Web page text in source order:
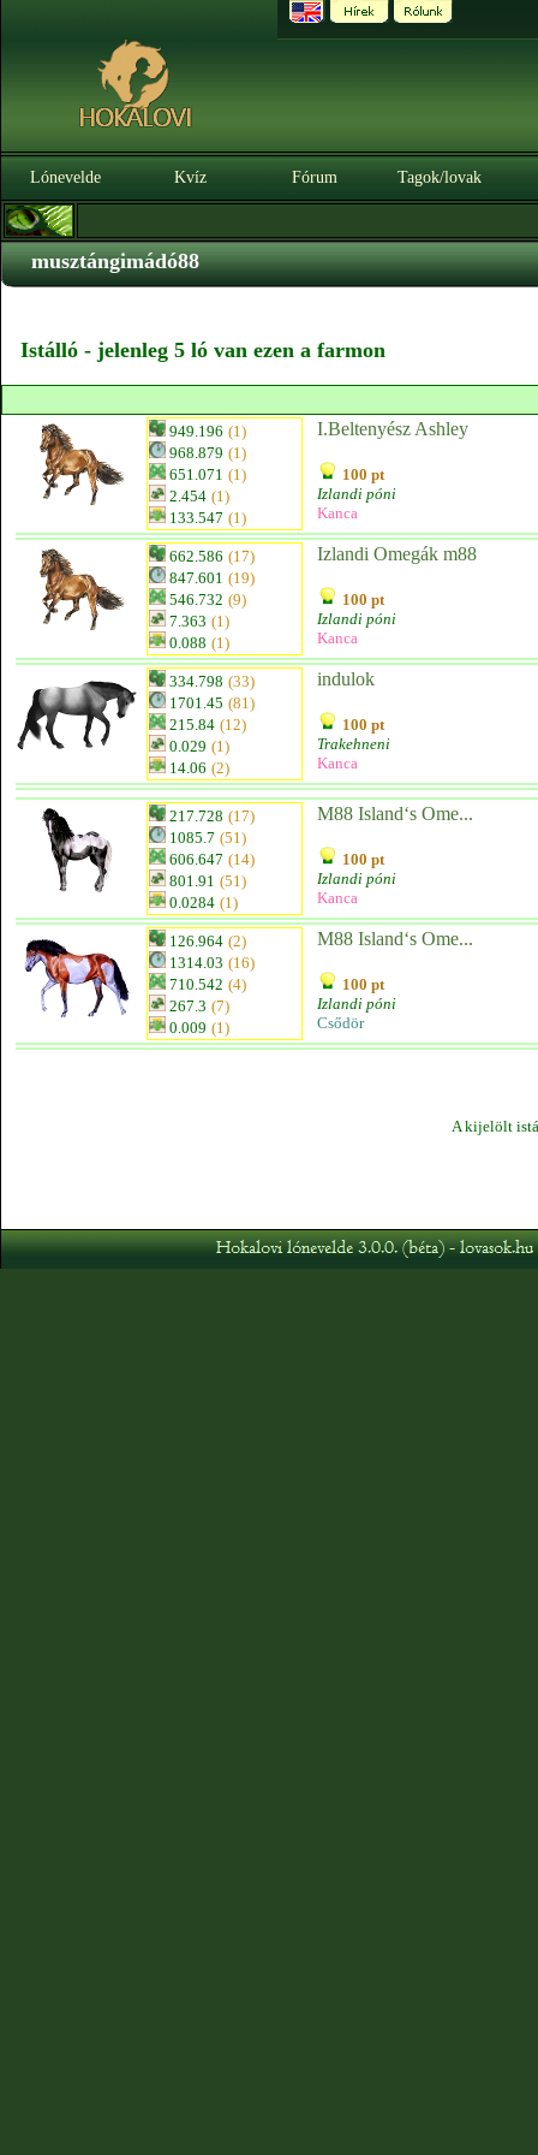
Lónevelde Kvíz Fórum Tagok/lovak
musztángimádó88
Istálló - jelenleg 5 ló van ezen a farmon
949.196 (1)
968.879 (1)
651.071 (1)
2.454 (1)
133.547 (1)
I.Beltenyész Ashley
100 pt
Izlandi póni
Kanca
662.586 (17)
847.601 (19)
546.732 (9)
7.363 (1)
0.088 (1)
Izlandi Omegák m88
100 pt
Izlandi póni
Kanca
334.798 (33)
1701.45 (81)
215.84 (12)
0.029 (1)
14.06 (2)
indulok
100 pt
Trakehneni
Kanca
217.728 (17)
1085.7 (51)
606.647 (14)
801.91 (51)
0.0284 (1)
M88 Island‘s Ome...
100 pt
Izlandi póni
Kanca
126.964 (2)
1314.03 (16)
710.542 (4)
267.3 (7)
0.009 (1)
M88 Island‘s Ome...
100 pt
Izlandi póni
Csődör
A kijelölt